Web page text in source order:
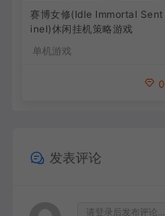
赛博女修(Idle Immortal Sent
inel)休闲挂机策略游戏
单机游戏
0
发表评论